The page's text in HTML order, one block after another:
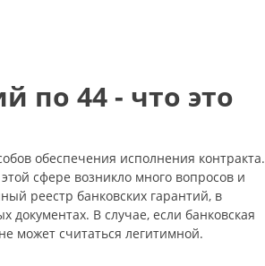
по 44 - что это
обеспечения исполнения контракта.
сфере возникло много вопросов и
реестр банковских гарантий, в
В случае, если банковская
может считаться легитимной.